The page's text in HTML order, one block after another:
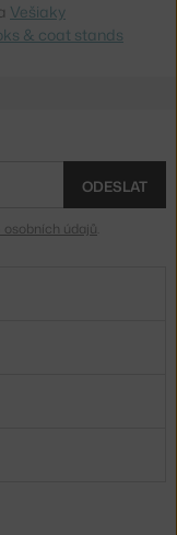
Vešiaky
& coat stands
ODESLAT
údajů